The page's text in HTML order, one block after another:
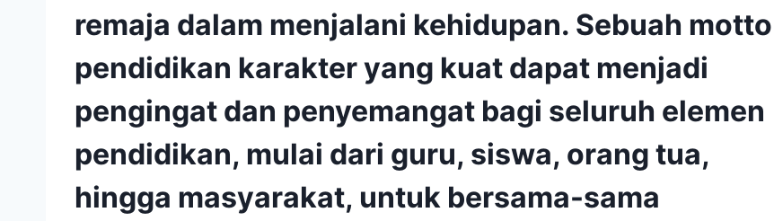
remaja dalam menjalani kehidupan. Sebuah motto
pendidikan karakter yang kuat dapat menjadi
pengingat dan penyemangat bagi seluruh elemen
pendidikan, mulai dari guru, siswa, orang tua,
hingga masyarakat, untuk bersama-sama